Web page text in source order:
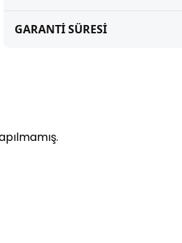
GARANTİ SÜRESİ